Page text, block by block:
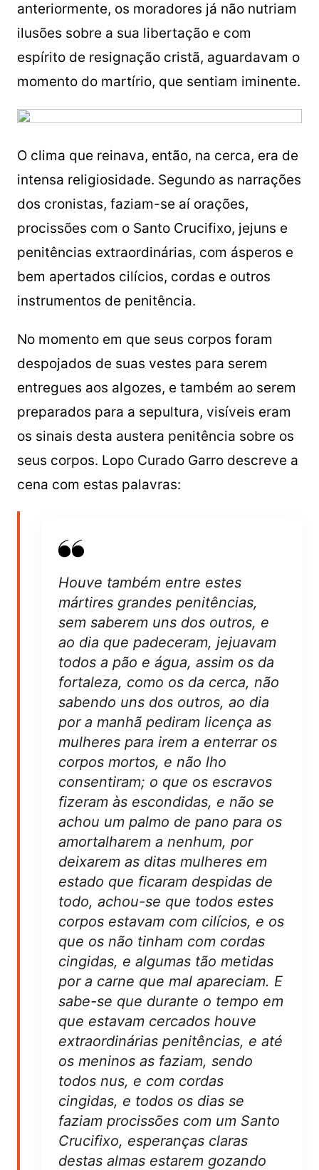
anteriormente, os moradores já não nutriam
ilusões sobre a sua libertação e com
espírito de resignação cristã, aguardavam o
momento do martírio, que sentiam iminente.
O clima que reinava, então, na cerca, era de
intensa religiosidade. Segundo as narrações
dos cronistas, faziam-se aí orações,
procissões com o Santo Crucifixo, jejuns e
penitências extraordinárias, com ásperos e
bem apertados cilícios, cordas e outros
instrumentos de penitência.
No momento em que seus corpos foram
despojados de suas vestes para serem
entregues aos algozes, e também ao serem
preparados para a sepultura, visíveis eram
os sinais desta austera penitência sobre os
seus corpos. Lopo Curado Garro descreve a
cena com estas palavras:
Houve também entre estes
mártires grandes penitências,
sem saberem uns dos outros, e
ao dia que padeceram, jejuavam
todos a pão e água, assim os da
fortaleza, como os da cerca, não
sabendo uns dos outros, ao dia
por a manhã pediram licença as
mulheres para irem a enterrar os
corpos mortos, e não lho
consentiram; o que os escravos
fizeram às escondidas, e não se
achou um palmo de pano para os
amortalharem a nenhum, por
deixarem as ditas mulheres em
estado que ficaram despidas de
todo, achou-se que todos estes
corpos estavam com cilícios, e os
que os não tinham com cordas
cingidas, e algumas tão metidas
por a carne que mal apareciam. E
sabe-se que durante o tempo em
que estavam cercados houve
extraordinárias penitências, e até
os meninos as faziam, sendo
todos nus, e com cordas
cingidas, e todos os dias se
faziam procissões com um Santo
Crucifixo, esperanças claras
destas almas estarem gozando